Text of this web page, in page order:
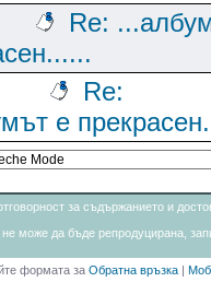
Re:
Re:
е
за съдържанието и
може да бъде репродуцирана,
формата за Обратна връзка |